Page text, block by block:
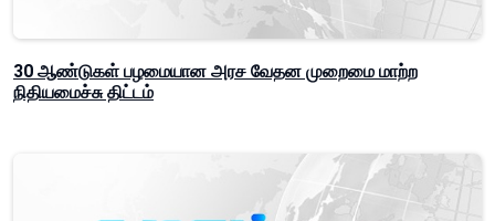
30 ஆண்டுகள் பழமையான அரச வேதன முறைமை மாற்ற
நிதியமைச்சு திட்டம்